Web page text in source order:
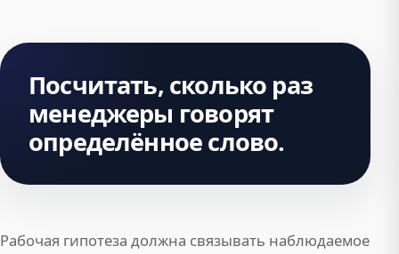
Посчитать, сколько раз
менеджеры говорят
определённое слово.
Рабочая гипотеза должна связывать наблюдаемое